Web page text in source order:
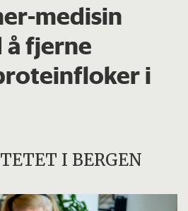
medisin
å fjerne
i
I BERGEN